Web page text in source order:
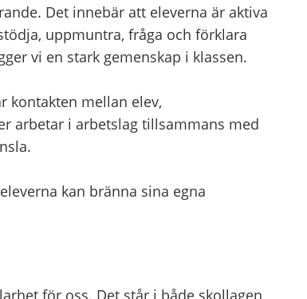
Det innebär att eleverna är aktiva
uppmuntra, fråga och förklara
vi en stark gemenskap i klassen.
kontakten mellan elev,
arbetar i arbetslag tillsammans med
kan bränna sina egna
för oss. Det står i både skollagen